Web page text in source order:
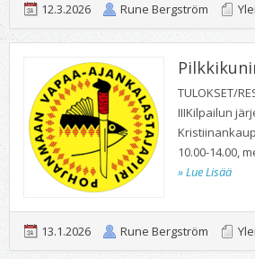
12.3.2026 Rune Bergström
TULOKSET/
IIIKilpailun
10.00-14.00,
» Lue Lisää
13.1.2026 Rune Bergström